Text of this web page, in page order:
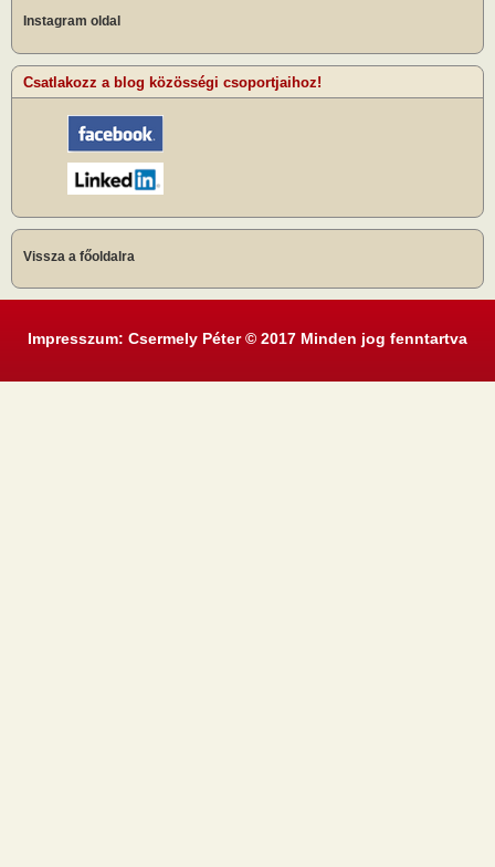
Instagram oldal
Csatlakozz a blog közösségi csoportjaihoz!
Vissza a főoldalra
Impresszum: Csermely Péter © 2017 Minden jog fenntartva